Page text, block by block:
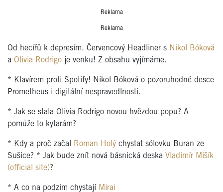
Reklama
Reklama
Od hecířů k depresím. Červencový Headliner s Nikol Bóková
a Olivia Rodrigo je venku! Z obsahu vyjímáme.
* Klavírem proti Spotify! Nikol Bóková o pozoruhodné desce
Prometheus i digitální nespravedlnosti.
* Jak se stala Olivia Rodrigo novou hvězdou popu? A
pomůže to kytarám?
* Kdy a proč začal Roman Holý chystat sólovku Buran ze
Sušice? * Jak bude znít nová básnická deska Vladimír Mišík
(official site)?
* A co na podzim chystají Mirai